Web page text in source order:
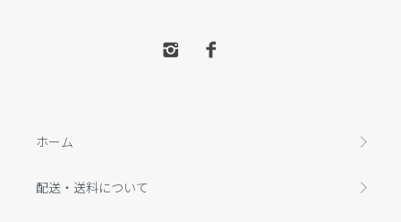
ホーム
配送・送料について